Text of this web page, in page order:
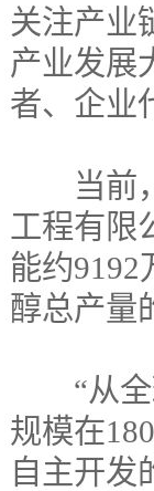
关注产业
产业发展
者、企业
当前，
工程有限
能约9192
醇总产量
“从全
规模在
自主开发